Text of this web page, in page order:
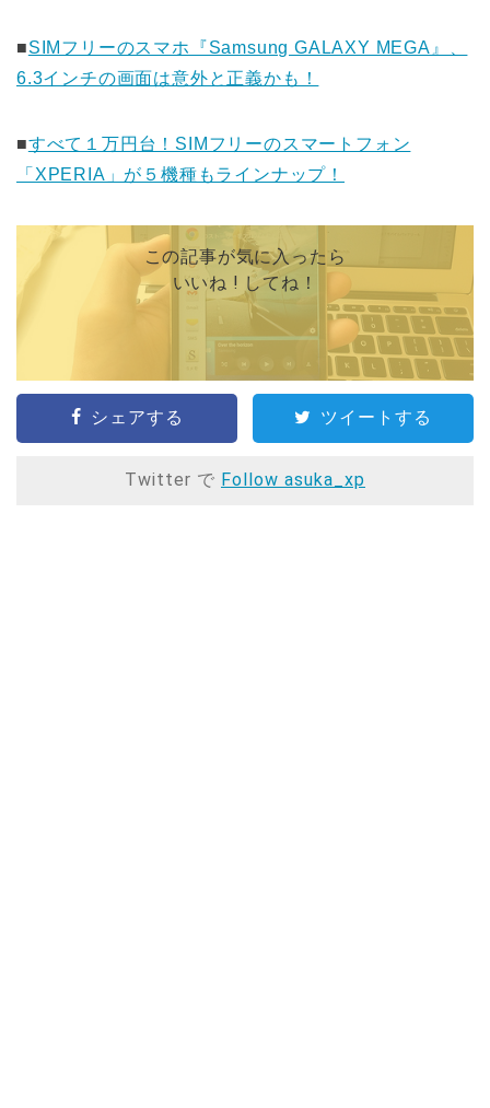
■SIMフリーのスマホ『Samsung GALAXY MEGA』、
6.3インチの画面は意外と正義かも！
■すべて１万円台！SIMフリーのスマートフォン
「XPERIA」が５機種もラインナップ！
この記事が気に入ったら
いいね ! してね！
シェアする ツイートする
Twitter で Follow asuka_xp